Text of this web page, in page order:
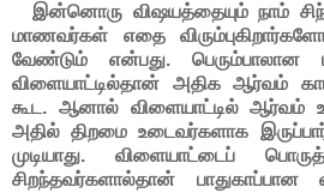
இன்னொரு விஷயத்தையும் நாம்
மாணவர்கள் எதை
வேண்டும் என்பது. பெரும்பாலான
விளையாட்டில்தான் அதிக ஆர்வம்
கூட. ஆனால் விளையாட்டில் ஆர்வம்
அதில் திறமை உடைவர்களாக
முடியாது. விளையாட்டைப்
சிறந்தவர்களால்தான்